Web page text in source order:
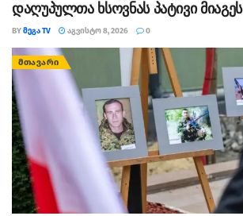
დაღუპულთა ხსოვნას პატივი მიაგეს
BYᲛᲔᲒᲐ TV ᲐᲒᲕᲘᲡᲢᲝ 8, 2026 0
ᲛᲗᲐᲕᲐᲠᲘ